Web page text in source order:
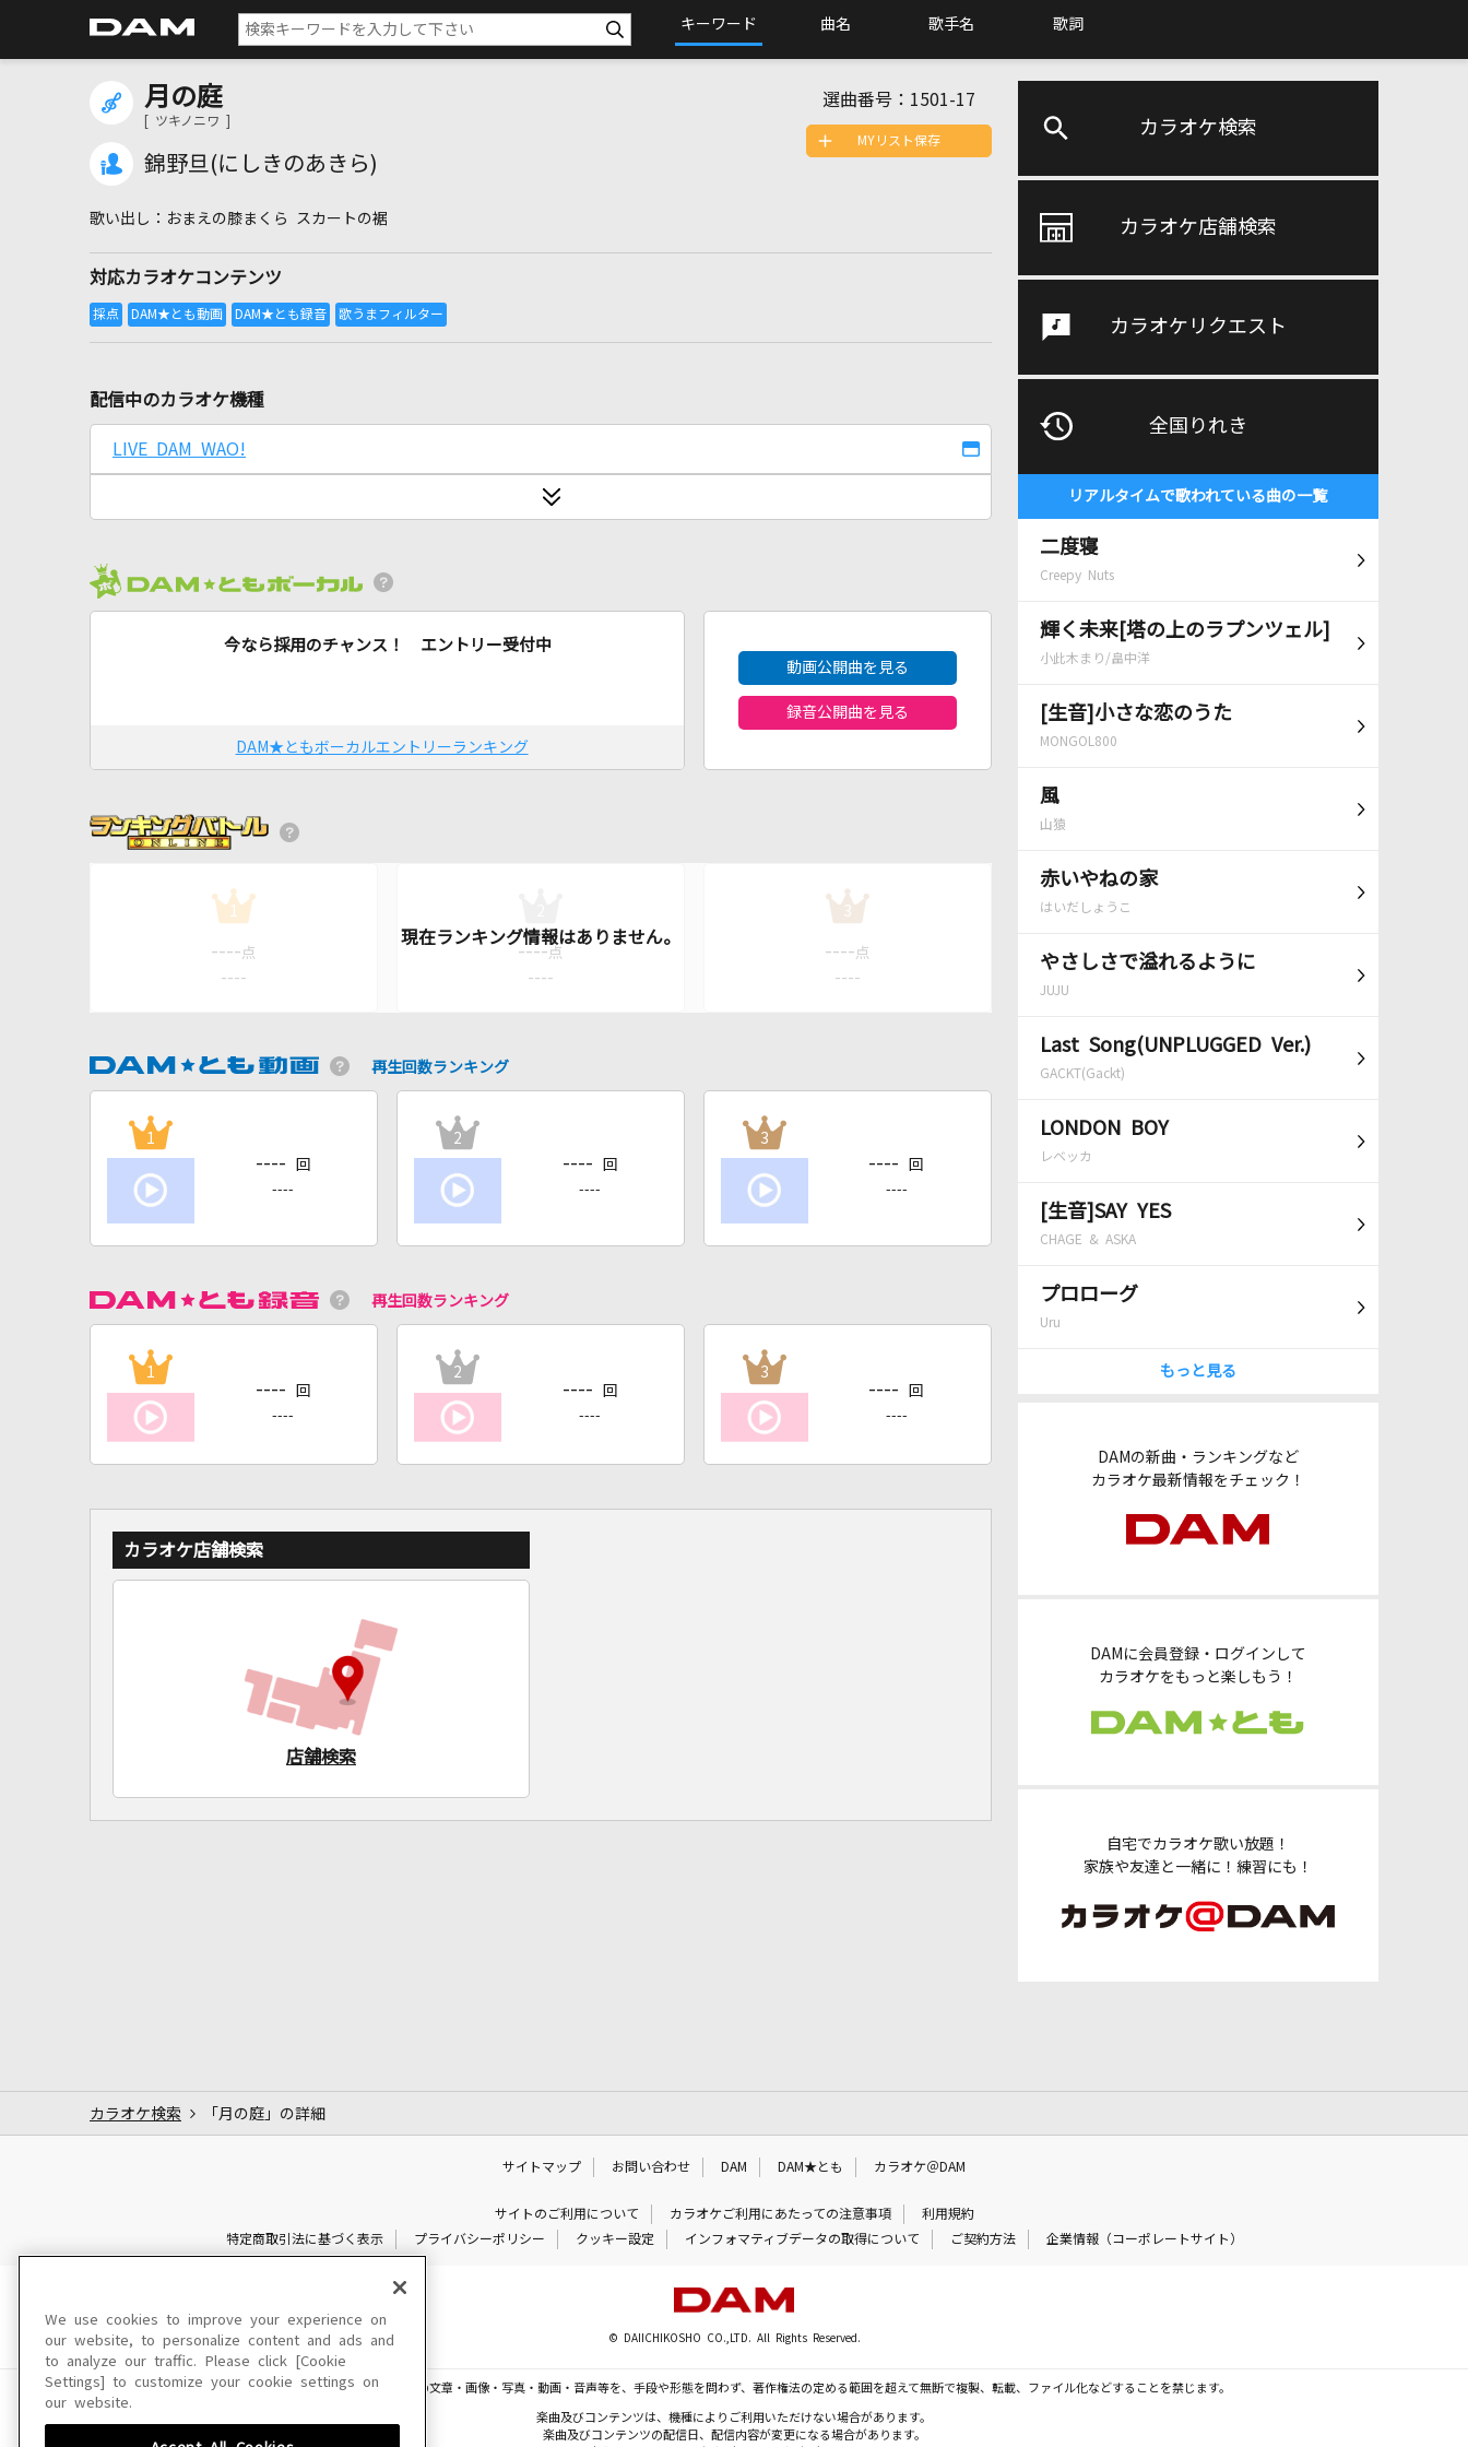
キーワード 曲名 歌手名 歌詞
カラオケ検索
カラオケ店舗検索
カラオケリクエスト
全国りれき
リアルタイムで歌われている曲の一覧
二度寝
Creepy Nuts
輝く未来[塔の上のラプンツェル]
小此木まり/畠中洋
[生音]小さな恋のうた
MONGOL800
風
山猿
赤いやねの家
はいだしょうこ
やさしさで溢れるように
JUJU
Last Song(UNPLUGGED Ver.)
GACKT(Gackt)
LONDON BOY
レベッカ
[生音]SAY YES
CHAGE & ASKA
プロローグ
Uru
もっと見る
DAMの新曲・ランキングなど
カラオケ最新情報をチェック！
DAMに会員登録・ログインして
カラオケをもっと楽しもう！
自宅でカラオケ歌い放題！
家族や友達と一緒に！練習にも！
月の庭
[ ツキノニワ ]
錦野旦(にしきのあきら)
選曲番号： 1501-17
おまえの膝まくら スカートの裾
対応カラオケコンテンツ
MYリスト保存
配信中のカラオケ機種
LIVE DAM WAO!
今なら採用のチャンス！ エントリー受付中
DAM★ともボーカルエントリーランキング
動画公開曲を見る
録音公開曲を見る
1
---- 点
----
---- 点
----
3
---- 点
----
再生回数ランキング
1
---- 回
----
2
---- 回
----
3
---- 回
----
再生回数ランキング
1
---- 回
----
2
---- 回
----
3
---- 回
----
カラオケ店舗検索
店舗検索
カラオケ検索 「月の庭」の詳細
サイトマップ お問い合わせ DAM DAM★とも カラオケ＠DAM
サイトのご利用について カラオケご利用にあたっての注意事項
利用規約
特定商取引法に基づく表示
プライバシーポリシー クッキー設定 インフォマティブデータの取得について ご契約方法 企業情報（コーポレートサイト）
© DAIICHIKOSHO CO.,LTD. All Rights Reserved.
このサイトに掲載されている一切の文章・画像・写真・動画・音声等を、手段や形態を問わず、著作権法の定める範囲を超えて無断で複製、転載、ファイル化などすることを禁じます。
楽曲及びコンテンツは、機種によりご利用いただけない場合があります。
楽曲及びコンテンツの配信日、配信内容が変更になる場合があります。
We use cookies to improve your experience on
our website, to personalize content and ads and
to analyze our traffic. Please click [Cookie
Settings] to customize your cookie settings on
our website.